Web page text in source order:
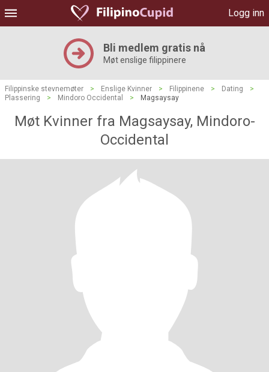
Logg inn
Bli medlem gratis nå
Møt enslige filippinere
Filippinske stevnemøter > Enslige Kvinner > Filippinene > Dating
>
Plassering
> Mindoro Occidental > Magsaysay
Møt Kvinner fra Magsaysay, Mindoro-
Occidental